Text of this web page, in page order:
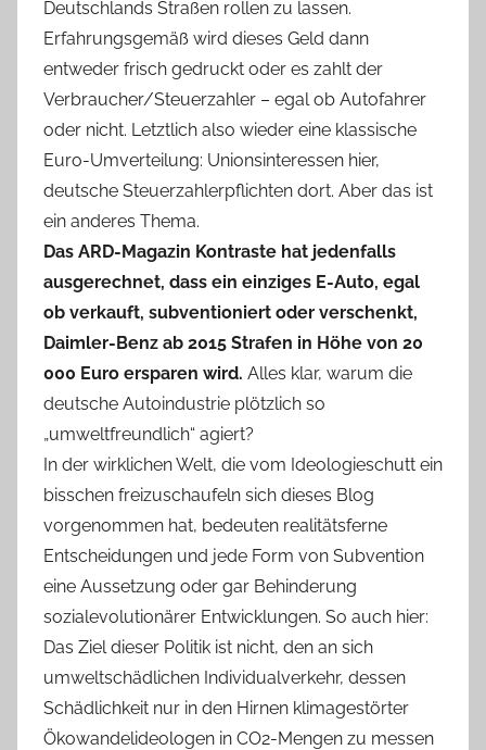
Deutschlands Straßen rollen zu lassen.
Erfahrungsgemäß wird dieses Geld dann
entweder frisch gedruckt oder es zahlt der
Verbraucher/Steuerzahler – egal ob Autofahrer
oder nicht. Letztlich also wieder eine klassische
Euro-Umverteilung: Unionsinteressen hier,
deutsche Steuerzahlerpflichten dort. Aber das ist
ein anderes Thema.
Das ARD-Magazin Kontraste hat jedenfalls
ausgerechnet, dass ein einziges E-Auto, egal
ob verkauft, subventioniert oder verschenkt,
Daimler-Benz ab 2015 Strafen in Höhe von 20
000 Euro ersparen wird. Alles klar, warum die
deutsche Autoindustrie plötzlich so
„umweltfreundlich“ agiert?
In der wirklichen Welt, die vom Ideologieschutt ein
bisschen freizuschaufeln sich dieses Blog
vorgenommen hat, bedeuten realitätsferne
Entscheidungen und jede Form von Subvention
eine Aussetzung oder gar Behinderung
sozialevolutionärer Entwicklungen. So auch hier:
Das Ziel dieser Politik ist nicht, den an sich
umweltschädlichen Individualverkehr, dessen
Schädlichkeit nur in den Hirnen klimagestörter
Ökowandelideologen in CO2-Mengen zu messen